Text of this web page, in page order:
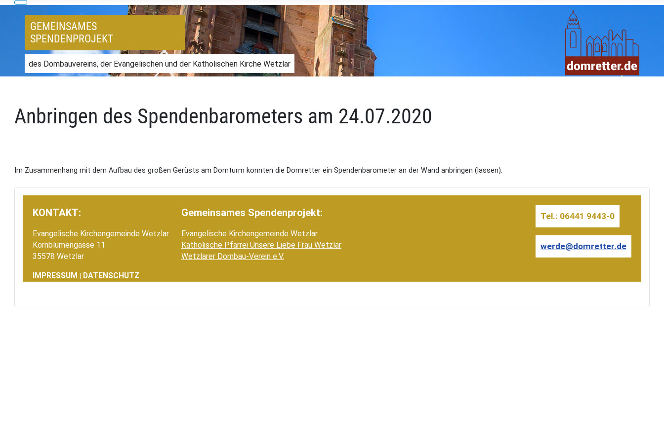
GEMEINSAMES
SPENDENPROJEKT
des Dombauvereins, der Evangelischen und der Katholischen Kirche Wetzlar
Anbringen des Spendenbarometers am 24.07.2020
Im Zusammenhang mit dem Aufbau des großen Gerüsts am Domturm konnten die Domretter ein Spendenbarometer an der Wand anbringen (lassen).
KONTAKT:
Evangelische Kirchengemeinde Wetzlar
Kornblumengasse 11
35578 Wetzlar
IMPRESSUM DATENSCHUTZ
Gemeinsames Spendenprojekt:
Evangelische Kirchengemeinde Wetzlar
Katholische Pfarrei Unsere Liebe Frau Wetzlar
Wetzlarer Dombau-Verein e.V.
Tel.: 06441 9443-0
werde@domretter.de